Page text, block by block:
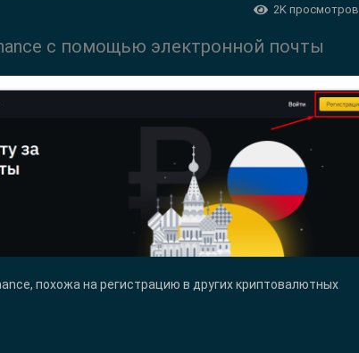
2K просмотров
с помощью электронной почты
похожа на регистрацию в других криптовалютных